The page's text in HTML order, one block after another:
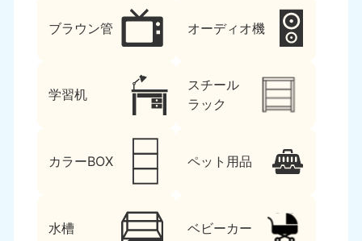
ブラウン管 オーディオ機
学習机
スチール
ラック
カラーBOX ペット用品
水槽 ベビーカー